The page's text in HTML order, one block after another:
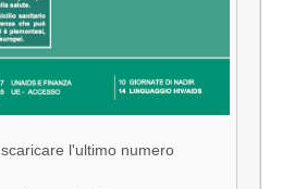
l'ultimo numero